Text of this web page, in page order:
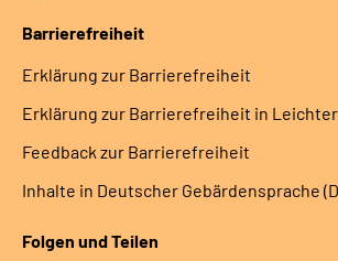
Barrierefreiheit
Erklärung zur Barrierefreiheit
Erklärung zur Barrierefreiheit in
Feedback zur Barrierefreiheit
Inhalte in Deutscher Gebärdensprache
Folgen und Teilen